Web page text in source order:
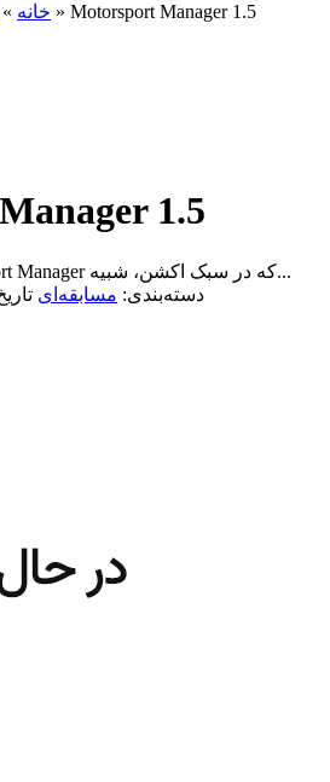
خانه » » Motorsport Manager 1.5
1.5
بازی فوق العاده Motorsport Manager که در سبک اکشن، شبیه...
دسته‌بندی: مسابقه‌ای تاریخ